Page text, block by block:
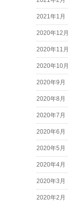
2021年1月
2020年12月
2020年11月
2020年10月
2020年9月
2020年8月
2020年7月
2020年6月
2020年5月
2020年4月
2020年3月
2020年2月